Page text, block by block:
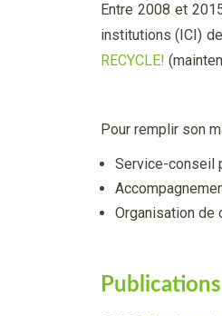
Entre 2008 et
institutions (ICI)
RECYCLE!
Pour remplir son
Service-conseil
Organisation de
Publications